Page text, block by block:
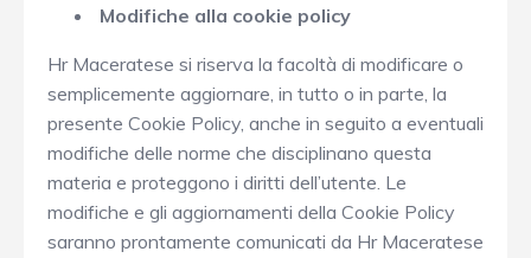
Modifiche alla cookie policy
Hr Maceratese si riserva la facoltà di modificare o
semplicemente aggiornare, in tutto o in parte, la
presente Cookie Policy, anche in seguito a eventuali
modifiche delle norme che disciplinano questa
materia e proteggono i diritti dell’utente. Le
modifiche e gli aggiornamenti della Cookie Policy
saranno prontamente comunicati da Hr Maceratese